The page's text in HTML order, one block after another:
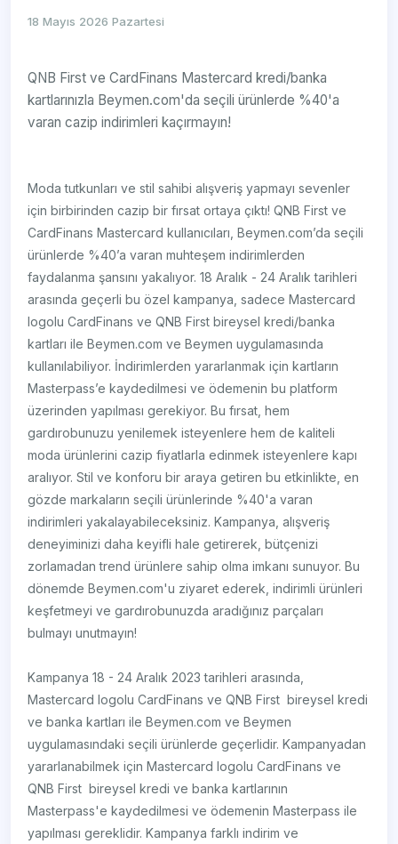
18 Mayıs 2026 Pazartesi
QNB First ve CardFinans Mastercard kredi/banka
kartlarınızla Beymen.com'da seçili ürünlerde %40'a
varan cazip indirimleri kaçırmayın!
Moda tutkunları ve stil sahibi alışveriş yapmayı sevenler
için birbirinden cazip bir fırsat ortaya çıktı! QNB First ve
CardFinans Mastercard kullanıcıları, Beymen.com’da seçili
ürünlerde %40’a varan muhteşem indirimlerden
faydalanma şansını yakalıyor. 18 Aralık - 24 Aralık tarihleri
arasında geçerli bu özel kampanya, sadece Mastercard
logolu CardFinans ve QNB First bireysel kredi/banka
kartları ile Beymen.com ve Beymen uygulamasında
kullanılabiliyor. İndirimlerden yararlanmak için kartların
Masterpass’e kaydedilmesi ve ödemenin bu platform
üzerinden yapılması gerekiyor. Bu fırsat, hem
gardırobunuzu yenilemek isteyenlere hem de kaliteli
moda ürünlerini cazip fiyatlarla edinmek isteyenlere kapı
aralıyor. Stil ve konforu bir araya getiren bu etkinlikte, en
gözde markaların seçili ürünlerinde %40'a varan
indirimleri yakalayabileceksiniz. Kampanya, alışveriş
deneyiminizi daha keyifli hale getirerek, bütçenizi
zorlamadan trend ürünlere sahip olma imkanı sunuyor. Bu
dönemde Beymen.com'u ziyaret ederek, indirimli ürünleri
keşfetmeyi ve gardırobunuzda aradığınız parçaları
bulmayı unutmayın!
Kampanya 18 - 24 Aralık 2023 tarihleri arasında,
Mastercard logolu CardFinans ve QNB First bireysel kredi
ve banka kartları ile Beymen.com ve Beymen
uygulamasındaki seçili ürünlerde geçerlidir. Kampanyadan
yararlanabilmek için Mastercard logolu CardFinans ve
QNB First bireysel kredi ve banka kartlarının
Masterpass'e kaydedilmesi ve ödemenin Masterpass ile
yapılması gereklidir. Kampanya farklı indirim ve